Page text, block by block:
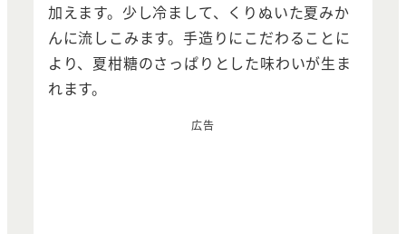
加えます。少し冷まして、くりぬいた夏みか
んに流しこみます。手造りにこだわることに
より、夏柑糖のさっぱりとした味わいが生ま
れます。
広告